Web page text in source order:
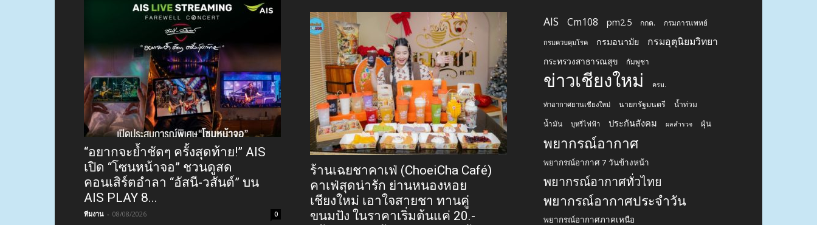
“อยากจะย้ำชัดๆ ครั้งสุดท้าย!” AIS
เปิด “โซนหน้าจอ” ชวนดูสด
คอนเสิร์ตอำลา “อัสนี-วสันต์” บน
AIS PLAY 8...
ทีมงาน - 08/08/2026 0
ร้านเฉยชาคาเฟ่ (ChoeiCha Café)
คาเฟ่สุดน่ารัก ย่านหนองหอย
เชียงใหม่ เอาใจสายชา ทานคู่
ขนมปัง ในราคาเริ่มต้นแค่ 20.-
AIS Cm108 pm2.5 กกต. กรมการแพทย์
กรมควบคุมโรค กรมอนามัย กรมอุตุนิยมวิทยา
กระทรวงสาธารณสุข กัมพูชา
ข่าวเชียงใหม่ ครม.
ท่าอากาศยานเชียงใหม่ นายกรัฐมนตรี น้ำท่วม
น้ำมัน บุหรี่ไฟฟ้า ประกันสังคม ผลสำรวจ ฝุ่น
พยากรณ์อากาศ
พยากรณ์อากาศ 7 วันข้างหน้า
พยากรณ์อากาศทั่วไทย
พยากรณ์อากาศประจำวัน
พยากรณ์อากาศภาคเหนือ